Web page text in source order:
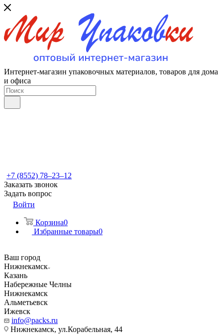
Интернет-магазин упаковочных материалов, товаров для дома
и офиса
+7 (8552) 78‒23‒12
Заказать звонок
Задать вопрос
Войти
Корзина0
Избранные товары0
Ваш город
Нижнекамск
Казань
Набережные Челны
Нижнекамск
Альметьевск
Ижевск
info@packs.ru
Нижнекамск, ​ул.Корабельная, 44